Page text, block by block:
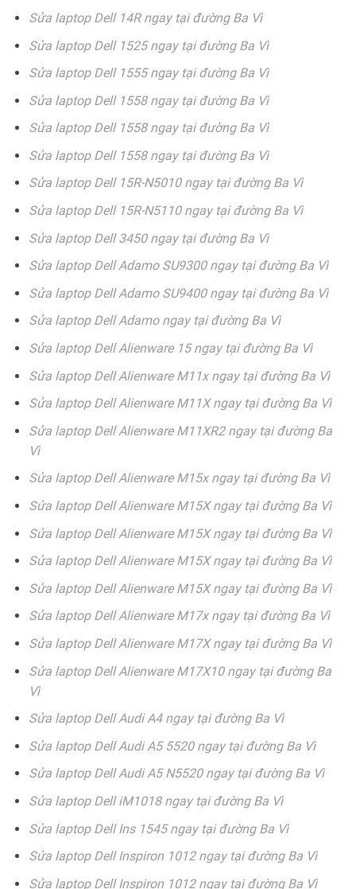
Sửa laptop Dell 14R ngay tại đường Ba Vì
Sửa laptop Dell 1525 ngay tại đường Ba Vì
Sửa laptop Dell 1555 ngay tại đường Ba Vì
Sửa laptop Dell 1558 ngay tại đường Ba Vì
Sửa laptop Dell 1558 ngay tại đường Ba Vì
Sửa laptop Dell 1558 ngay tại đường Ba Vì
Sửa laptop Dell 15R-N5010 ngay tại đường Ba Vì
Sửa laptop Dell 15R-N5110 ngay tại đường Ba Vì
Sửa laptop Dell 3450 ngay tại đường Ba Vì
Sửa laptop Dell Adamo SU9300 ngay tại đường Ba Vì
Sửa laptop Dell Adamo SU9400 ngay tại đường Ba Vì
Sửa laptop Dell Adamo ngay tại đường Ba Vì
Sửa laptop Dell Alienware 15 ngay tại đường Ba Vì
Sửa laptop Dell Alienware M11x ngay tại đường Ba Vì
Sửa laptop Dell Alienware M11X ngay tại đường Ba Vì
Sửa laptop Dell Alienware M11XR2 ngay tại đường Ba
Vì
Sửa laptop Dell Alienware M15x ngay tại đường Ba Vì
Sửa laptop Dell Alienware M15X ngay tại đường Ba Vì
Sửa laptop Dell Alienware M15X ngay tại đường Ba Vì
Sửa laptop Dell Alienware M15X ngay tại đường Ba Vì
Sửa laptop Dell Alienware M15X ngay tại đường Ba Vì
Sửa laptop Dell Alienware M17x ngay tại đường Ba Vì
Sửa laptop Dell Alienware M17X ngay tại đường Ba Vì
Sửa laptop Dell Alienware M17X10 ngay tại đường Ba
Vì
Sửa laptop Dell Audi A4 ngay tại đường Ba Vì
Sửa laptop Dell Audi A5 5520 ngay tại đường Ba Vì
Sửa laptop Dell Audi A5 N5520 ngay tại đường Ba Vì
Sửa laptop Dell iM1018 ngay tại đường Ba Vì
Sửa laptop Dell Ins 1545 ngay tại đường Ba Vì
Sửa laptop Dell Inspiron 1012 ngay tại đường Ba Vì
Sửa laptop Dell Inspiron 1012 ngay tại đường Ba Vì